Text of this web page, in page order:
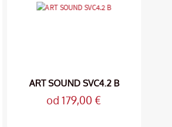
ART SOUND SVC4.2 B
od 179,00 €